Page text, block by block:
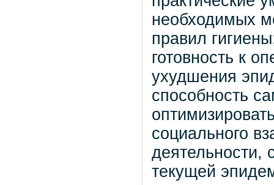
необходимых
правил
готовность к
ухудшения
способность
социального
деятельности,
текущей